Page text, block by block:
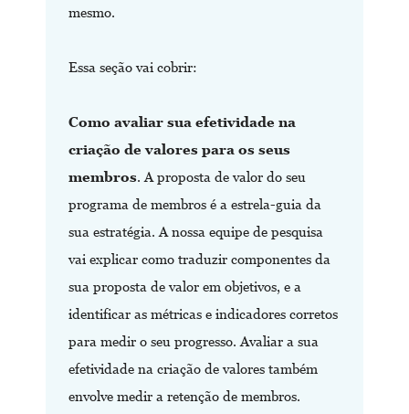
mesmo.
Essa seção vai cobrir:
Como avaliar sua efetividade na
criação de valores para os seus
membros. A proposta de valor do seu
programa de membros é a estrela-guia da
sua estratégia. A nossa equipe de pesquisa
vai explicar como traduzir componentes da
sua proposta de valor em objetivos, e a
identificar as métricas e indicadores corretos
para medir o seu progresso. Avaliar a sua
efetividade na criação de valores também
envolve medir a retenção de membros.